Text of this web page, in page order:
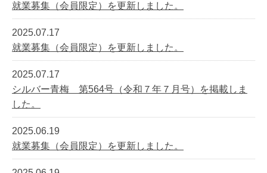
就業募集（会員限定）を更新しました。
2025.07.17
就業募集（会員限定）を更新しました。
2025.07.17
シルバー青梅 第564号（令和７年７月号）を掲載しま
した。
2025.06.19
就業募集（会員限定）を更新しました。